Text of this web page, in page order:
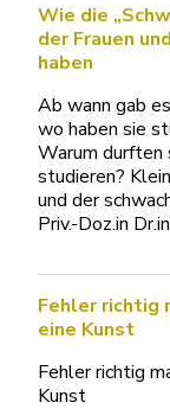
Wie die
der Frauen
haben
Ab wann gab
wo haben sie
Warum durften
studieren?
und der
Priv.-Doz.in
Fehler richtig
eine Kunst
Fehler richtig
Kunst